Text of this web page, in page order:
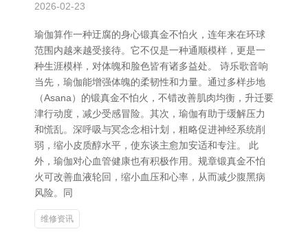
2026-02-23
瑜伽算作一种迂腐的身心锻真金不怕火，连年来在环球
范围内越来越受接待。它不仅是一种通顺模样，更是一
种生涯模样，对体魄和脸色皆有诸多益处。 诗乐歌音响
当先，瑜伽能增强体魄的柔韧性和力量。通过多样步地
（Asana）的锻真金不怕火，不错改善肌肉均衡，升迁要
津行动度，减少受感冒险。其次，瑜伽有助于缓解压力
和慌乱。深呼吸与冥念念相计划，粗略促进神经系统削
弱，缩小皮质醇水平，使东谈主愈加安适和专注。 此
外，瑜伽对心血管健康也有积极作用。规章锻真金不怕
火可改善血液轮回，缩小血压和心率，从而减少腹黑病
风险。同
维修资讯